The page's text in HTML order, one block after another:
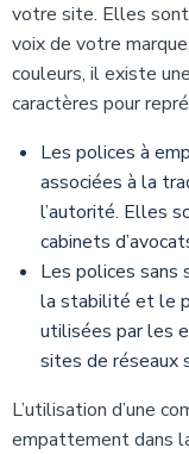
votre site. Elles
voix de votre
couleurs, il existe
caractères pour
Les polices à
associées à la
l’autorité. Elles
cabinets
Les polices sans
la stabilité et le
utilisées par les
sites de réseaux
L’utilisation d’une
empattement dans